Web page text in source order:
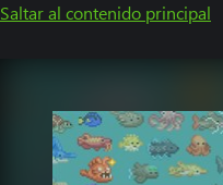
Saltar al contenido principal